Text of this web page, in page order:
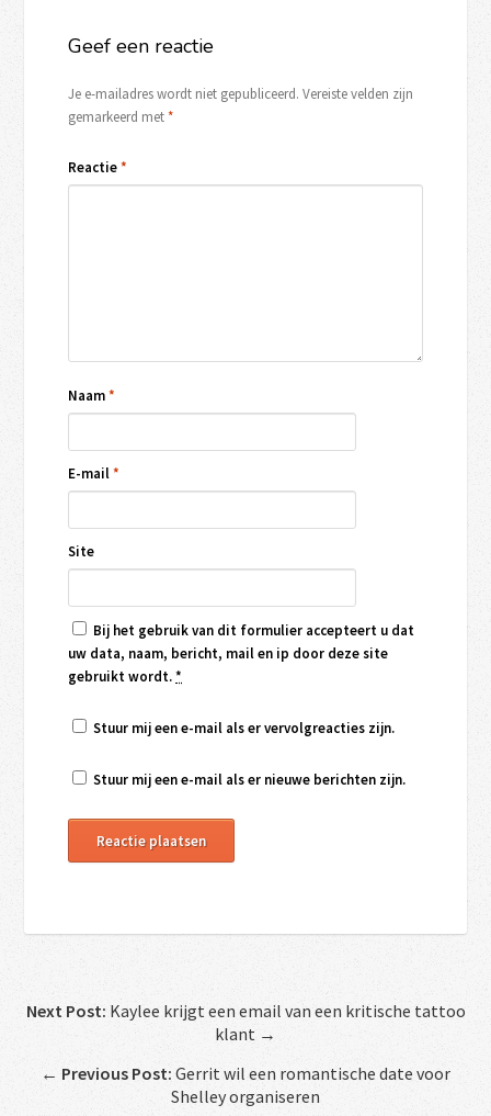
Geef een reactie
Je e-mailadres wordt niet gepubliceerd. Vereiste velden zijn
gemarkeerd met*
Reactie*
Naam*
E-mail*
Site
Bij het gebruik van dit formulier accepteert u dat
uw data, naam, bericht, mail en ip door deze site
gebruikt wordt.*
Stuur mij een e-mail als er vervolgreacties zijn.
Stuur mij een e-mail als er nieuwe berichten zijn.
Next Post: Kaylee krijgt een email van een kritische tattoo
klant →
← Previous Post: Gerrit wil een romantische date voor
Shelley organiseren